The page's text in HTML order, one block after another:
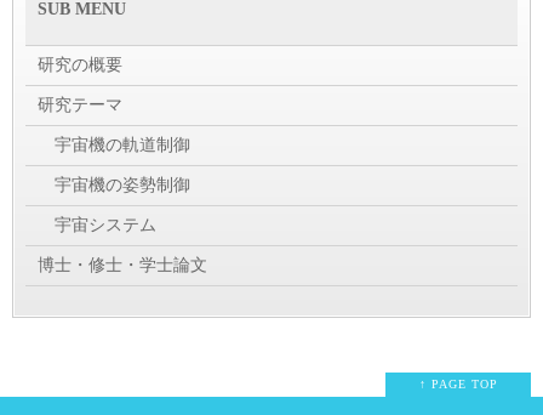
SUB MENU
研究の概要
研究テーマ
宇宙機の軌道制御
宇宙機の姿勢制御
宇宙システム
博士・修士・学士論文
↑ PAGE TOP